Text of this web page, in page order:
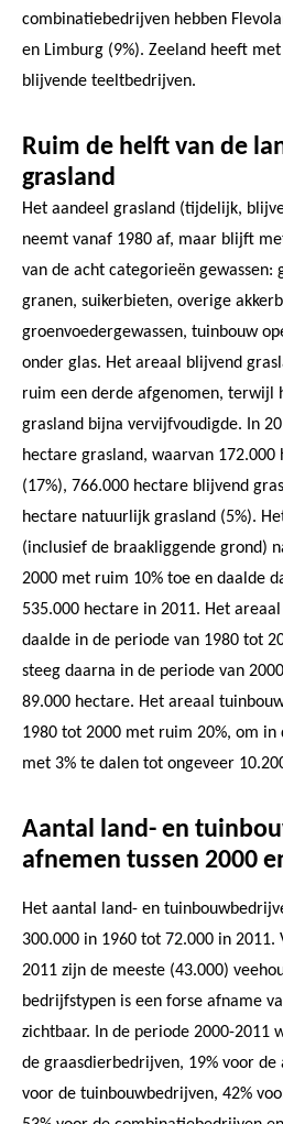
combinatiebedrijven hebben
en Limburg (9%). Zeeland heeft
blijvende teeltbedrijven.
Ruim de helft van de
grasland
Het aandeel grasland (tijdelijk,
neemt vanaf 1980 af, maar blijft
van de acht categorieën gewassen:
granen, suikerbieten, overige
groenvoedergewassen, tuinbouw
onder glas. Het areaal blijvend
ruim een derde afgenomen, terwijl
grasland bijna vervijfvoudigde. In
hectare grasland, waarvan
(17%), 766.000 hectare blijvend
hectare natuurlijk grasland (5%).
(inclusief de braakliggende grond)
2000 met ruim 10% toe en daalde
535.000 hectare in 2011. Het
daalde in de periode van 1980 tot
steeg daarna in de periode van
89.000 hectare. Het areaal
1980 tot 2000 met ruim 20%, om
met 3% te dalen tot ongeveer
Aantal land- en
afnemen tussen 2000
Het aantal land- en
300.000 in 1960 tot 72.000 in 2011.
2011 zijn de meeste (43.000)
bedrijfstypen is een forse afname
zichtbaar. In de periode 2000-2011
de graasdierbedrijven, 19% voor de
voor de tuinbouwbedrijven, 42%